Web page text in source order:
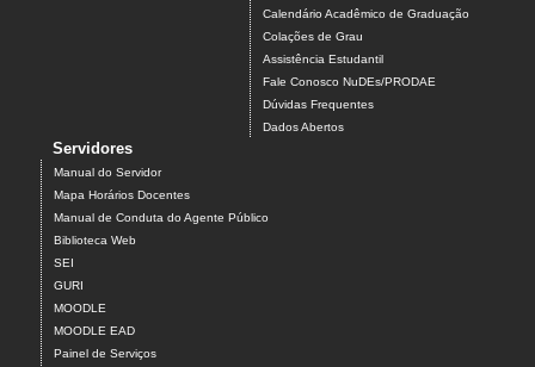
Calendário Acadêmico de Graduação
Colações de Grau
Assistência Estudantil
Fale Conosco NuDEs/PRODAE
Dúvidas Frequentes
Dados Abertos
Servidores
Manual do Servidor
Mapa Horários Docentes
Manual de Conduta do Agente Público
Biblioteca Web
SEI
GURI
MOODLE
MOODLE EAD
Painel de Serviços